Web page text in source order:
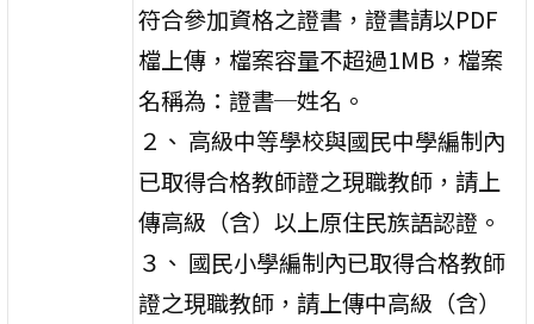
符合參加資格之證書，證書請以PDF
檔上傳，檔案容量不超過1MB，檔案
名稱為：證書─姓名。
２、 高級中等學校與國民中學編制內
已取得合格教師證之現職教師，請上
傳高級（含）以上原住民族語認證。
３、 國民小學編制內已取得合格教師
證之現職教師，請上傳中高級（含）